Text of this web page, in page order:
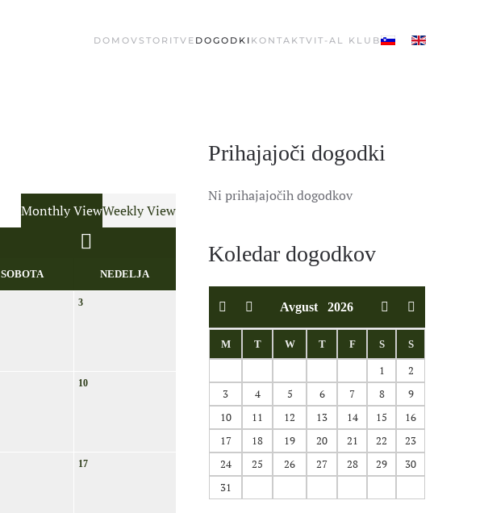
DOMOV STORITVE DOGODKI KONTAKTVIT-AL KLUB
Monthly ViewWeekly View
SOBOTA NEDELJA
3
10
17
Prihajajoči dogodki
Ni prihajajočih dogodkov
Koledar dogodkov
Avgust 2026
M T W T F S S
1
2
3
4 5 6 7 8
9
10
11 12 13 14 15
16
17
18 19 20 21 22
23
24
25 26 27 28 29
30
31